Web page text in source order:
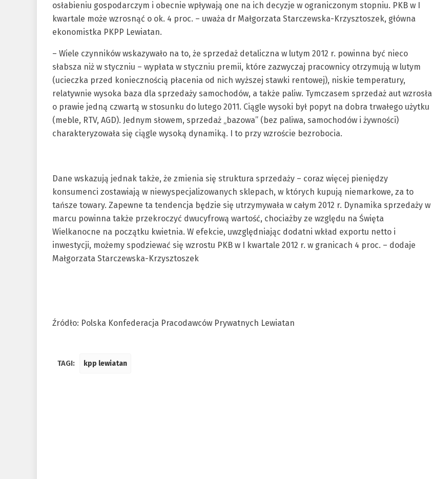
osłabieniu gospodarczym i obecnie wpływają one na ich decyzje w ograniczonym stopniu. PKB w I
kwartale może wzrosnąć o ok. 4 proc. – uważa dr Małgorzata Starczewska-Krzysztoszek, główna
ekonomistka PKPP Lewiatan.
– Wiele czynników wskazywało na to, że sprzedaż detaliczna w lutym 2012 r. powinna być nieco
słabsza niż w styczniu – wypłata w styczniu premii, które zazwyczaj pracownicy otrzymują w lutym
(ucieczka przed koniecznością płacenia od nich wyższej stawki rentowej), niskie temperatury,
relatywnie wysoka baza dla sprzedaży samochodów, a także paliw. Tymczasem sprzedaż aut wzrosła
o prawie jedną czwartą w stosunku do lutego 2011. Ciągle wysoki był popyt na dobra trwałego użytku
(meble, RTV, AGD). Jednym słowem, sprzedaż „bazowa” (bez paliwa, samochodów i żywności)
charakteryzowała się ciągle wysoką dynamiką. I to przy wzroście bezrobocia.
Dane wskazują jednak także, że zmienia się struktura sprzedaży – coraz więcej pieniędzy
konsumenci zostawiają w niewyspecjalizowanych sklepach, w których kupują niemarkowe, za to
tańsze towary. Zapewne ta tendencja będzie się utrzymywała w całym 2012 r. Dynamika sprzedaży w
marcu powinna także przekroczyć dwucyfrową wartość, chociażby ze względu na Święta
Wielkanocne na początku kwietnia. W efekcie, uwzględniając dodatni wkład exportu netto i
inwestycji, możemy spodziewać się wzrostu PKB w I kwartale 2012 r. w granicach 4 proc. – dodaje
Małgorzata Starczewska-Krzysztoszek
Źródło: Polska Konfederacja Pracodawców Prywatnych Lewiatan
TAGI: kpp lewiatan